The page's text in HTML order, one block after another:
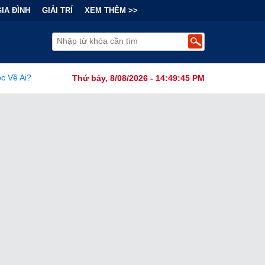
ĐÌNH GIẢI TRÍ XEM THÊM >>
Thứ bảy, 8/08/2026 - 14:49:46 PM
Âu trước làn sóng ngầm: Mạng lưới khủng bố của Iran vươn vòi